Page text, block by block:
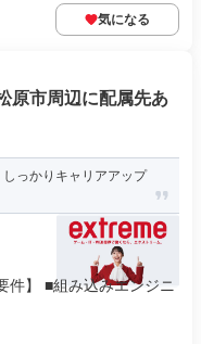
気になる
原市周辺に配属先あ
っかりキャリアアップ
件】 ■組み込みエンジニ